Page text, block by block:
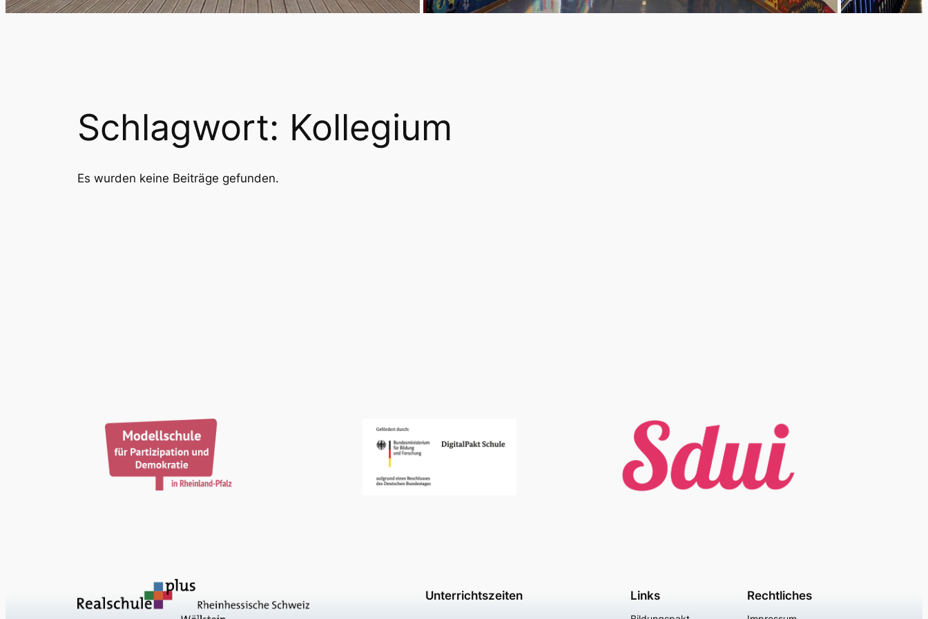
Schlagwort: Kollegium
Es wurden keine Beiträge gefunden.
Unterrichtszeiten Links Rechtliches